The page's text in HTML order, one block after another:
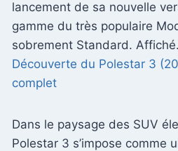
lancement de sa nouvelle
gamme du très populaire
sobrement Standard.
Découverte du Polestar 3
complet
Dans le paysage des SUV
Polestar 3 s’impose comme